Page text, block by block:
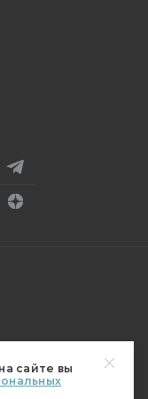
сайте вы
редакции.